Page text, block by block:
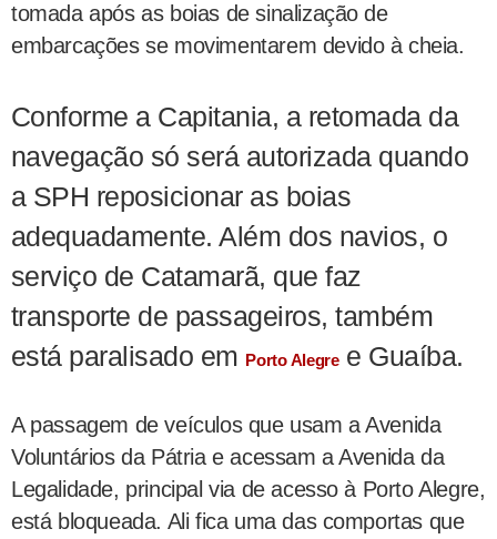
tomada após as boias de sinalização de
embarcações se movimentarem devido à cheia.
Conforme a Capitania, a retomada da
navegação só será autorizada quando
a SPH reposicionar as boias
adequadamente. Além dos navios, o
serviço de Catamarã, que faz
transporte de passageiros, também
está paralisado em Porto Alegree Guaíba.
A passagem de veículos que usam a Avenida
Voluntários da Pátria e acessam a Avenida da
Legalidade, principal via de acesso à Porto Alegre,
está bloqueada. Ali fica uma das comportas que